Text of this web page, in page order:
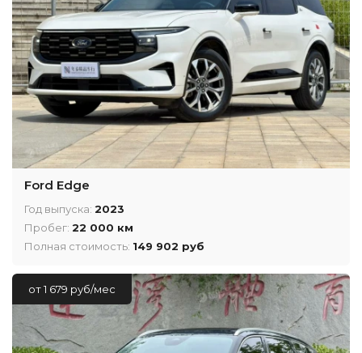
Ford Edge
Год выпуска: 2023
Пробег: 22 000 км
Полная стоимость: 149 902 руб
от 1 679 руб/мес